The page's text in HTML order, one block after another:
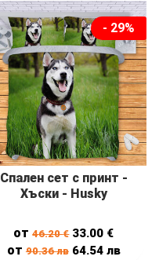
- 29%
Спален сет с принт -
Хъски - Husky
от46.20€ 33.00 €
от 90.36лв 64.54 лв